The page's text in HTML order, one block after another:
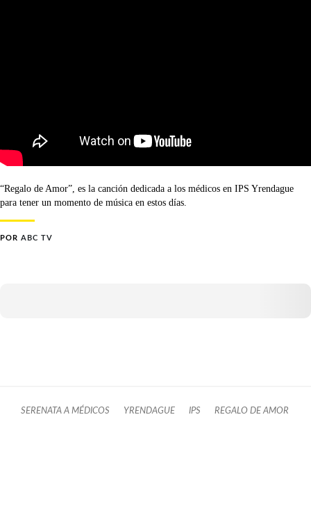
“Regalo de Amor”, es la canción dedicada a los médicos en IPS Yrendague
para tener un momento de música en estos días.
POR ABC TV
SERENATA A MÉDICOS YRENDAGUE IPS REGALO DE AMOR